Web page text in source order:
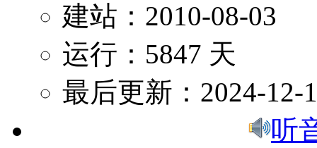
建站：2010-08-03
运行：5847 天
最后更新：2024-12-
听